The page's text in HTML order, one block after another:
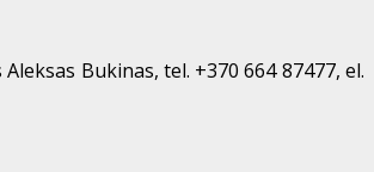
Bukinas, tel. +370 664 87477, el.